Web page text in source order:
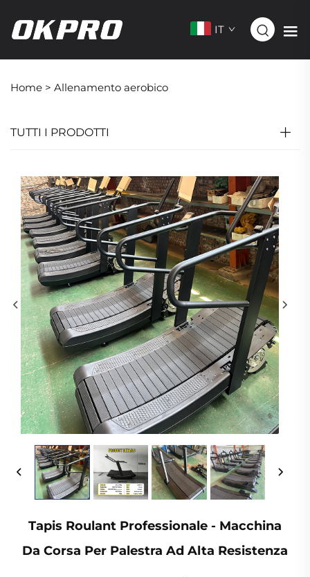
IT
Home > Allenamento aerobico
TUTTI I PRODOTTI
Tapis Roulant Professionale - Macchina
Da Corsa Per Palestra Ad Alta Resistenza